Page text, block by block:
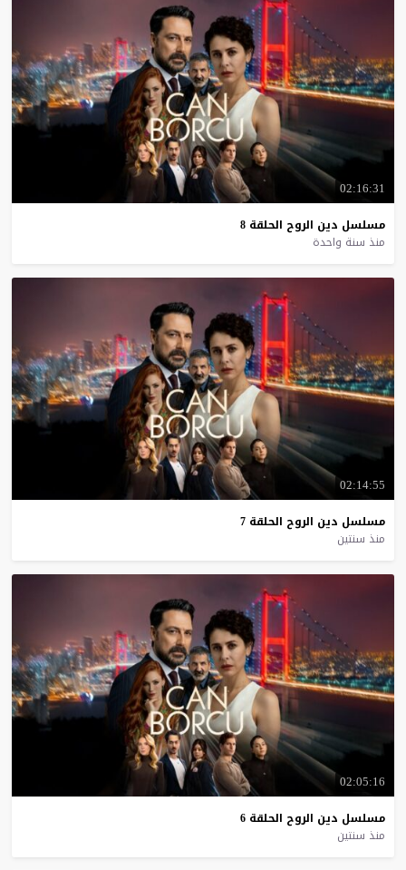
02:16:31
مسلسل دين الروح الحلقة 8
منذ سنة واحدة
02:14:55
مسلسل دين الروح الحلقة 7
منذ سنتين
02:05:16
مسلسل دين الروح الحلقة 6
منذ سنتين